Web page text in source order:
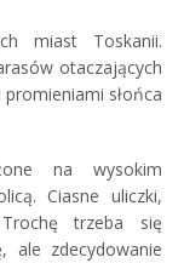
miast Toskanii.
otaczających
słońca
na wysokim
Ciasne uliczki,
trzeba się
ale zdecydowanie